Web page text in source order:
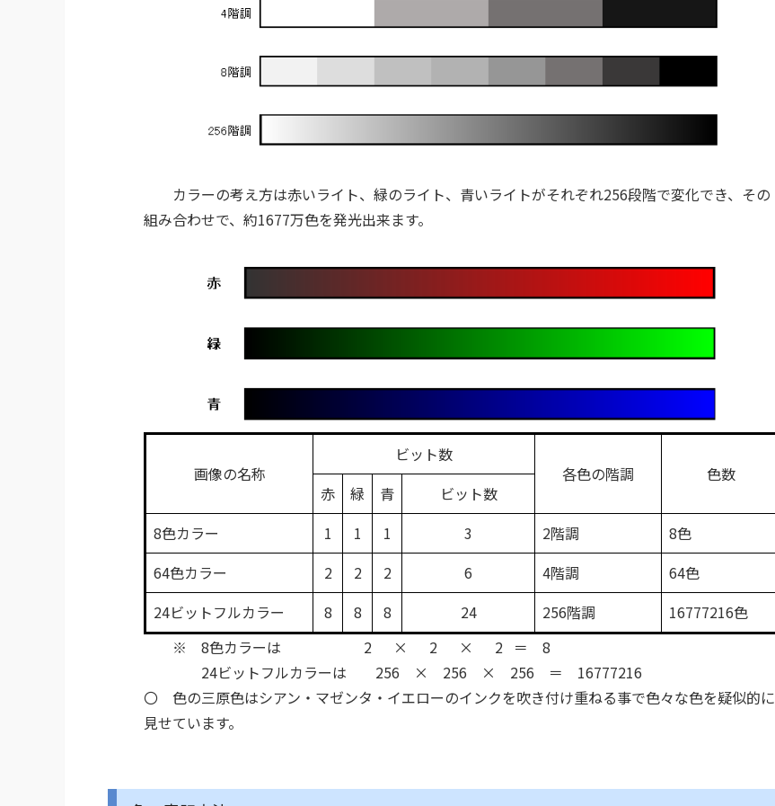
カラーの考え方は赤いライト、緑のライト、青いライトがそれぞれ256段階で変化でき、その
組み合わせで、約1677万色を発光出来ます。
画像の名称
ビット数
各色の階調
色数
赤
緑 青
ビット数
8色カラー
1 1 1 3 2階調
8色
64色カラー
2 2 2 6 4階調
64色
24ビットフルカラー
8 8 8 24 256階調
16777216色
※ 8色カラーは 2 × 2 × 2 ＝ 8
24ビットフルカラーは 256 × 256 × 256 ＝ 16777216
〇 色の三原色はシアン・マゼンタ・イエローのインクを吹き付け重ねる事で色々な色を疑似的に
見せています。